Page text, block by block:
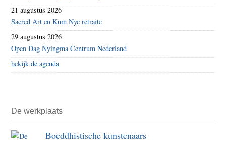
21 augustus 2026
Sacred Art en Kum Nye retraite
29 augustus 2026
Open Dag Nyingma Centrum Nederland
bekijk de agenda
De werkplaats
Boeddhistische kunstenaars